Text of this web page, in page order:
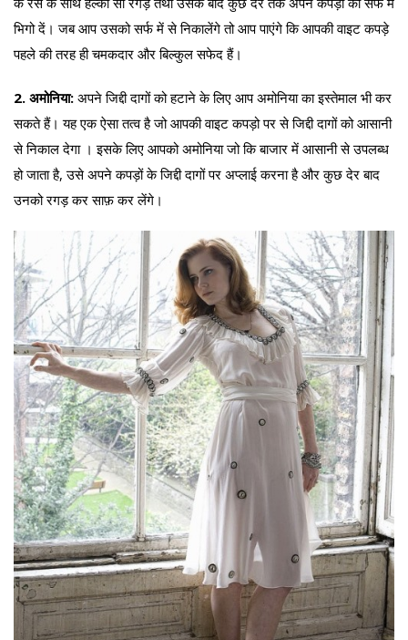
भिगो दें। जब आप उसको सर्फ में से निकालेंगे तो आप पाएंगे कि आपकी वाइट कपड़े
पहले की तरह ही चमकदार और बिल्कुल सफेद हैं।
2. अमोनिया: अपने जिद्दी दागों को हटाने के लिए आप अमोनिया का इस्तेमाल भी कर
सकते हैं। यह एक ऐसा तत्व है जो आपकी वाइट कपड़ो पर से जिद्दी दागों को आसानी
से निकाल देगा । इसके लिए आपको अमोनिया जो कि बाजार में आसानी से उपलब्ध
हो जाता है, उसे अपने कपड़ों के जिद्दी दागों पर अप्लाई करना है और कुछ देर बाद
उनको रगड़ कर साफ़ कर लेंगे।